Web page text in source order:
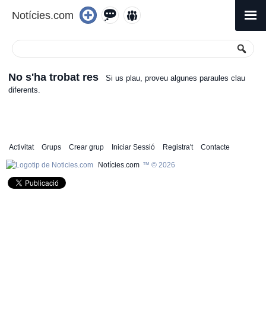
Notícies.com
No s'ha trobat res
Si us plau, proveu algunes paraules clau
diferents.
Activitat Grups Crear grup Iniciar Sessió Registra't Contacte
Notícies.com ™ © 2026